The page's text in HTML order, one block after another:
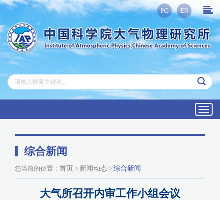
PC EN
综合新闻
您当前的位置： 首页 > 新闻动态 > 综合新闻
大气所召开内审工作小组会议